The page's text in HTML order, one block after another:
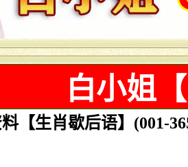
白小姐
【生肖歇后语】(001-